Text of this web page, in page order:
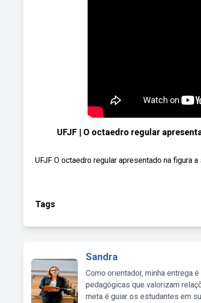
UFJF | O octaedro regular
UFJF O octaedro regular apresentado na figura
Tags
Sandra
Como orientador, minha entrega
pedagógicas que valorizam
meta é guiar os estudantes em